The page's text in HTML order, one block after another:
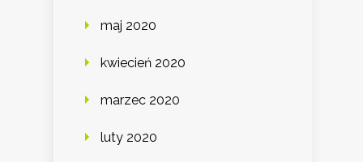
maj 2020
kwiecień 2020
marzec 2020
luty 2020